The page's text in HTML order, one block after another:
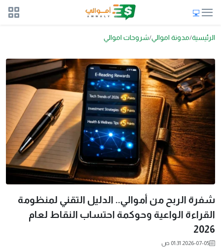
الرئيسية مدونة اموالي شروحات اموالي
شفرة الربح من أموالي.. الدليل التقني لمنظومة
القراءة الواعية وحوكمة احتساب النقاط لعام
2026
2026-07-05 01:31 ص